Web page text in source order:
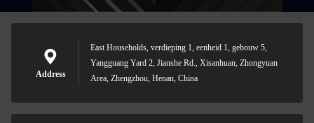
Address
East Households, verdieping 1, eenheid 1, gebouw 5,
Yangguang Yard 2, Jianshe Rd., Xisanhuan, Zhongyuan
Area, Zhengzhou, Henan, China